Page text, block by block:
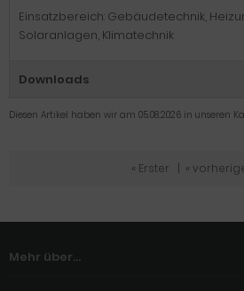
Einsatzbereich: Gebäudetechnik,
Solaranlagen, Klimatechnik
Downloads
Diesen Artikel haben wir am 05.08.2026 in unseren
« Erster «
Mehr über...